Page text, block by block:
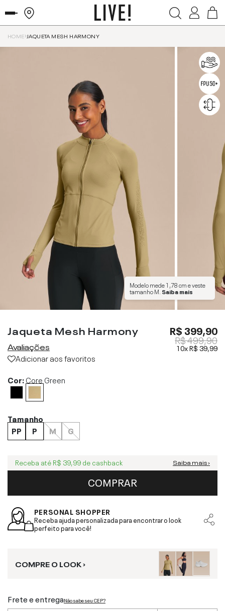
HOME JAQUETA MESH HARMONY
Modelo mede1,78 cme veste
tamanhoM Saiba mais
Jaqueta Mesh Harmony
Avaliações
Adicionar aos favoritos
R$ 399,90
R$ 499,90
10xR$ 39,99
Cor:Core Green
Tamanho
PP
P M G
Receba até R$ 39,99 de cashback Saiba mais ›
COMPRAR
PERSONAL SHOPPER
Receba ajuda personalizada para encontrar o look
perfeito para você!
COMPRE O LOOK ›
Frete e entregaNão sabe seu CEP?